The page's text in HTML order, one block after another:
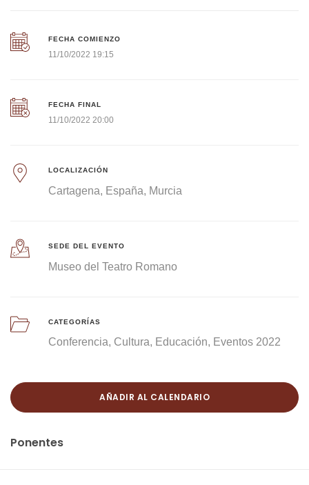
FECHA COMIENZO
11/10/2022 19:15
FECHA FINAL
11/10/2022 20:00
LOCALIZACIÓN
Cartagena España Murcia
SEDE DEL EVENTO
Museo del Teatro Romano
CATEGORÍAS
Conferencia Cultura Educación Eventos 2022
AÑADIR AL CALENDARIO
Ponentes